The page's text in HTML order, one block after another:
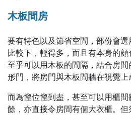
木板間房
要有特色以及節省空間，部份會
比較下，輕得多，而且有本身的
至乎可以用木板的間隔，結合房
形門，將房門與木板間牆在視覺上
而為慳位慳到盡，甚至可以用櫃
餘，亦直接令房間有個大衣櫃。